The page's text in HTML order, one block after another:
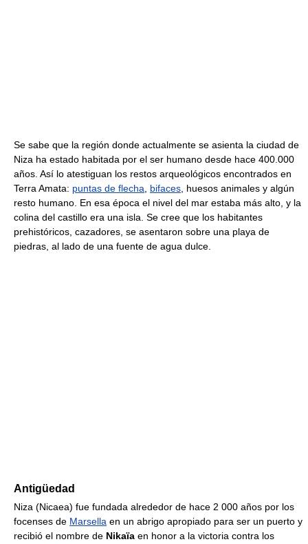
Se sabe que la región donde actualmente se asienta la ciudad de
Niza ha estado habitada por el ser humano desde hace 400.000
años. Así lo atestiguan los restos arqueológicos encontrados en
Terra Amata: puntas de flecha bifaces , huesos animales y algún
resto humano. En esa época el nivel del mar estaba más alto, y la
colina del castillo era una isla. Se cree que los habitantes
prehistóricos, cazadores, se asentaron sobre una playa de
piedras, al lado de una fuente de agua dulce.
Antigüedad
Niza (Nicaea) fue fundada alrededor de hace 2 000 años por los
focenses de Marsella en un abrigo apropiado para ser un puerto y
recibió el nombre de Nikaïa en honor a la victoria contra los